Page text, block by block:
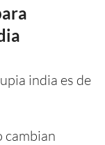
india es de
cambian